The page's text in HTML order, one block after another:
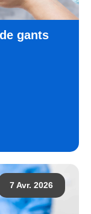
gants
7 Avr. 2026